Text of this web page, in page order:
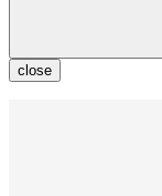
close